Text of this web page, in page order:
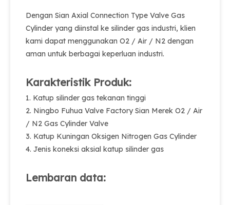
Dengan Sian Axial Connection Type Valve Gas
Cylinder yang diinstal ke silinder gas industri, klien
kami dapat menggunakan O2 / Air / N2 dengan
aman untuk berbagai keperluan industri.
Karakteristik Produk:
1. Katup silinder gas tekanan tinggi
2. Ningbo Fuhua Valve Factory Sian Merek O2 / Air
/ N2 Gas Cylinder Valve
3. Katup Kuningan Oksigen Nitrogen Gas Cylinder
4. Jenis koneksi aksial katup silinder gas
Lembaran data: